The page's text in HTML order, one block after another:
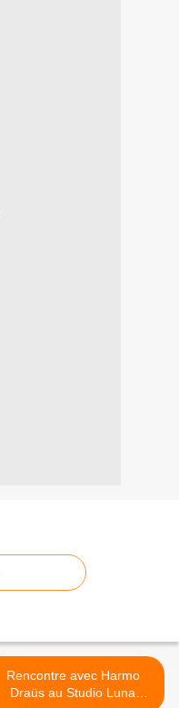
Rencontre avec Harmo
Draüs au Studio Luna